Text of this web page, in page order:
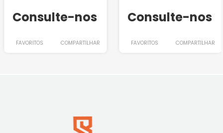
Consulte-nos
FAVORITOS COMPARTILHAR
Consulte-nos
FAVORITOS COMPARTILHAR